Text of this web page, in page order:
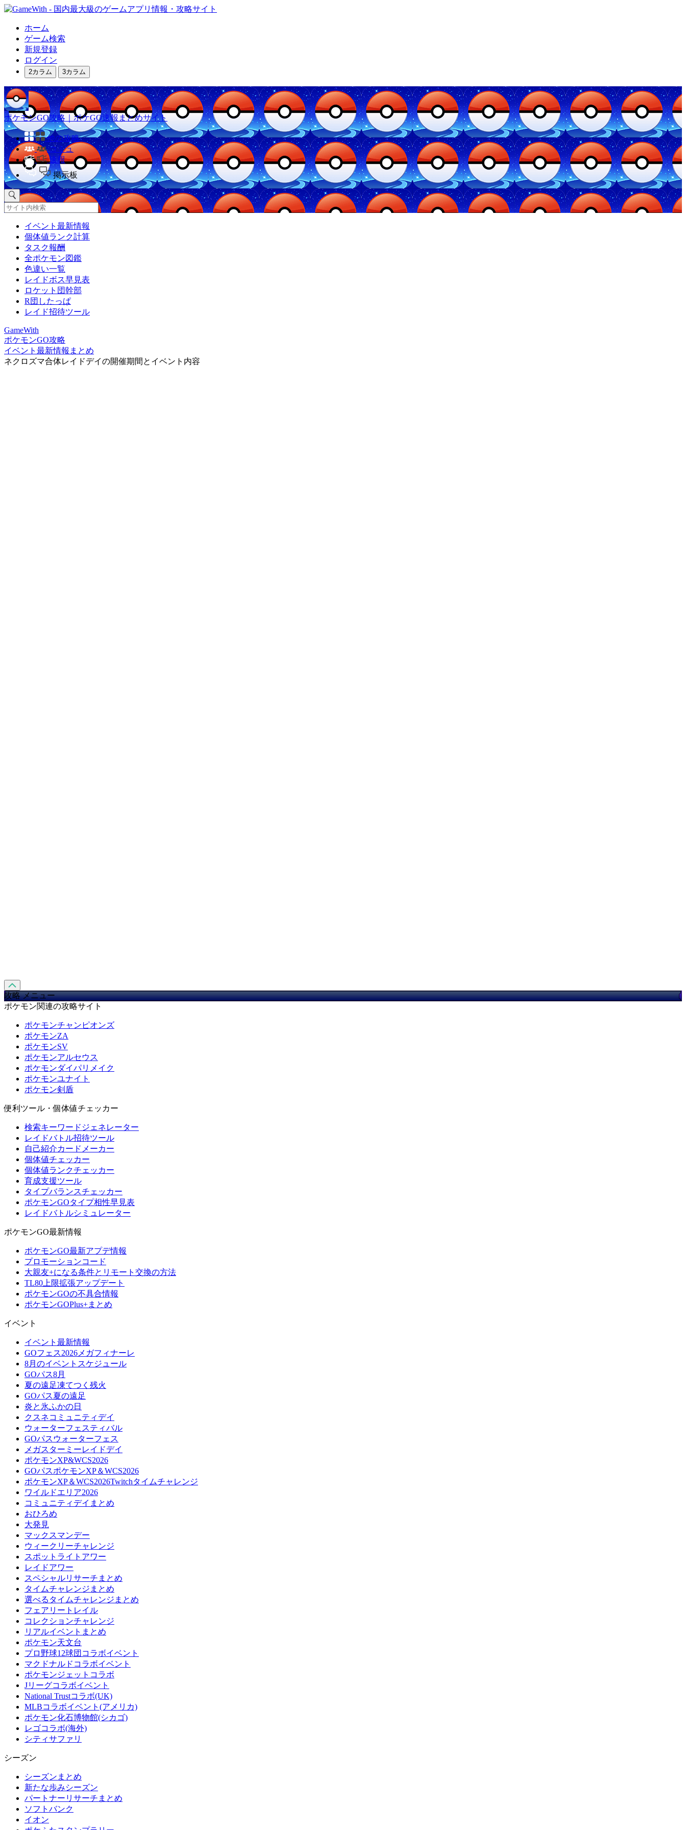
ホーム
ゲーム検索
新規登録
ログイン
2カラム 3カラム
ポケモンGO攻略｜ポケGO速報まとめサイト
他の攻略
コミュ
速報
掲示板
イベント最新情報
個体値ランク計算
タスク報酬
全ポケモン図鑑
色違い一覧
レイドボス早見表
ロケット団幹部
R団したっぱ
レイド招待ツール
GameWith
ポケモンGO攻略
イベント最新情報まとめ
ネクロズマ合体レイドデイの開催期間とイベント内容
攻略 メニュー
ポケモン関連の攻略サイト
ポケモンチャンピオンズ
ポケモンZA
ポケモンSV
ポケモンアルセウス
ポケモンダイパリメイク
ポケモンユナイト
ポケモン剣盾
便利ツール・個体値チェッカー
検索キーワードジェネレーター
レイドバトル招待ツール
自己紹介カードメーカー
個体値チェッカー
個体値ランクチェッカー
育成支援ツール
タイプバランスチェッカー
ポケモンGOタイプ相性早見表
レイドバトルシミュレーター
ポケモンGO最新情報
ポケモンGO最新アプデ情報
プロモーションコード
大親友+になる条件とリモート交換の方法
TL80上限拡張アップデート
ポケモンGOの不具合情報
ポケモンGOPlus+まとめ
イベント
イベント最新情報
GOフェス2026メガフィナーレ
8月のイベントスケジュール
GOパス8月
夏の遠足凍てつく残火
GOパス夏の遠足
炎と氷ふかの日
クスネコミュニティデイ
ウォーターフェスティバル
GOパスウォーターフェス
メガスターミーレイドデイ
ポケモンXP&WCS2026
GOパスポケモンXP＆WCS2026
ポケモンXP＆WCS2026Twitchタイムチャレンジ
ワイルドエリア2026
コミュニティデイまとめ
おひろめ
大発見
マックスマンデー
ウィークリーチャレンジ
スポットライトアワー
レイドアワー
スペシャルリサーチまとめ
タイムチャレンジまとめ
選べるタイムチャレンジまとめ
フェアリートレイル
コレクションチャレンジ
リアルイベントまとめ
ポケモン天文台
プロ野球12球団コラボイベント
マクドナルドコラボイベント
ポケモンジェットコラボ
Jリーグコラボイベント
National Trustコラボ(UK)
MLBコラボイベント(アメリカ)
ポケモン化石博物館(シカゴ)
レゴコラボ(海外)
シティサファリ
シーズン
シーズンまとめ
新たな歩みシーズン
パートナーリサーチまとめ
ソフトバンク
イオン